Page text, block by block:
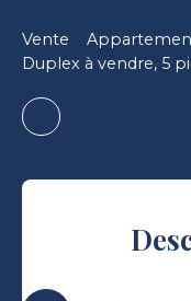
Vente
Duplex à vendre, 5